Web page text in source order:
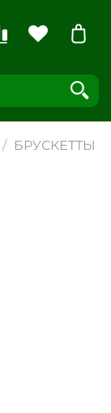
БРУСКЕТТЫ